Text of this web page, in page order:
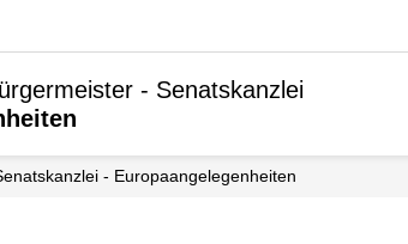
- Senatskanzlei
Senatskanzlei - Europaangelegenheiten